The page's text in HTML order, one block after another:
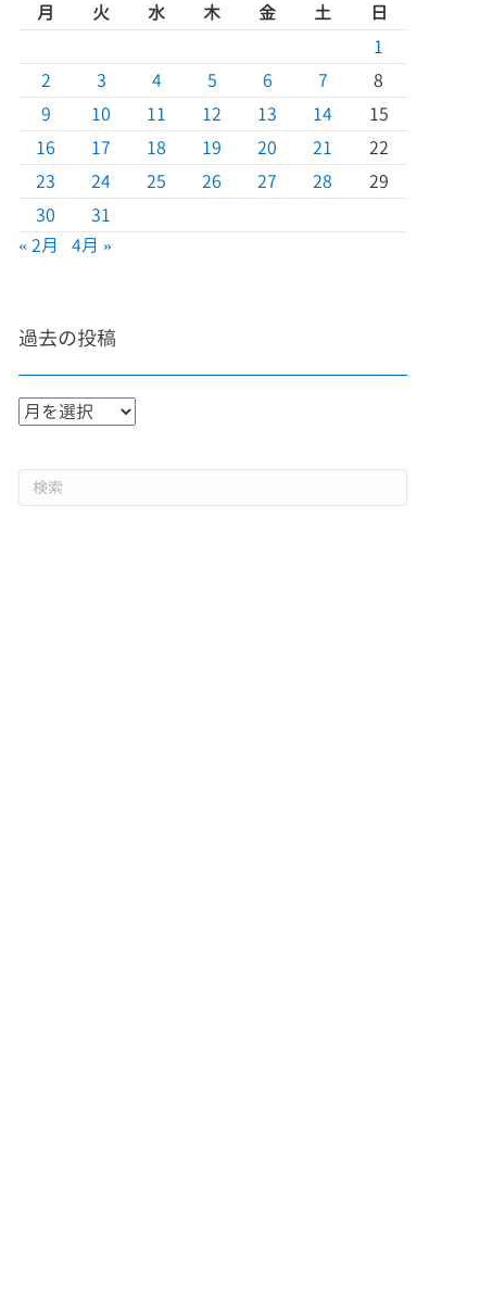
月
火 水 木 金 土
日
1
2
3 4 5 6 7
8
9
10 11 12 13 14
15
16
17 18 19 20 21
22
23
24 25 26 27 28
29
30
31
« 2月
4月 »
過去の投稿
過
投